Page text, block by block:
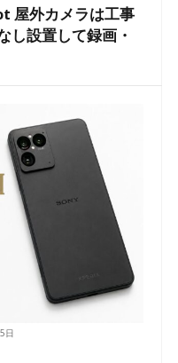
屋外カメラは工事
し設置して録画・
日